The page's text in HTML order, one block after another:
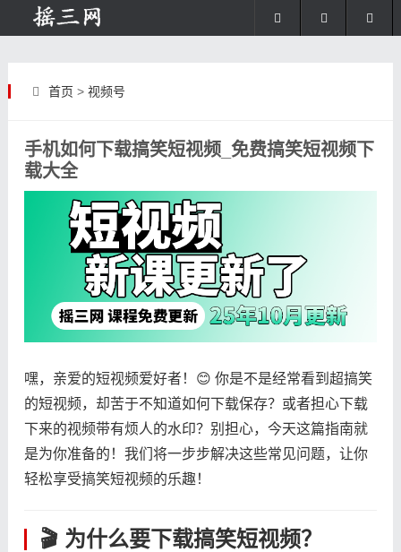
首页 > 视频号
手机如何下载搞笑短视频_免费搞笑短视频下
载大全
嘿，亲爱的短视频爱好者！😊 你是不是经常看到超搞笑
的短视频，却苦于不知道如何下载保存？或者担心下载
下来的视频带有烦人的水印？别担心，今天这篇指南就
是为你准备的！我们将一步步解决这些常见问题，让你
轻松享受搞笑短视频的乐趣！
🎬 为什么要下载搞笑短视频？